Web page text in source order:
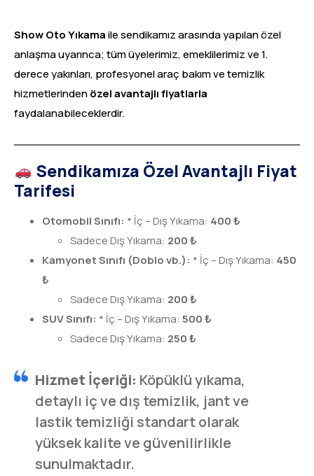
Show Oto Yıkamaile sendikamız arasında yapılan özel
anlaşma uyarınca; tüm üyelerimiz, emeklilerimiz ve 1.
derece yakınları, profesyonel araç bakım ve temizlik
hizmetlerindenözel avantajlı fiyatlarla
faydalanabileceklerdir.
Sendikamıza Özel Avantajlı Fiyat
Tarifesi
Otomobil Sınıfı: * İç – Dış Yıkama: 400 ₺
Sadece Dış Yıkama: 200 ₺
Kamyonet Sınıfı (Doblo vb.): * İç – Dış Yıkama: 450
₺
Sadece Dış Yıkama: 200 ₺
SUV Sınıfı: * İç – Dış Yıkama: 500 ₺
Sadece Dış Yıkama: 250 ₺
Hizmet İçeriği: Köpüklü yıkama,
detaylı iç ve dış temizlik, jant ve
lastik temizliği standart olarak
yüksek kalite ve güvenilirlikle
sunulmaktadır.